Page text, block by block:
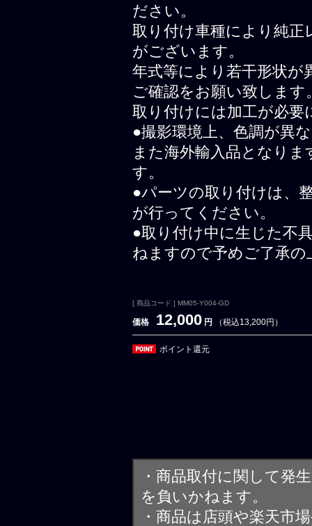
ださい。
取り付け車種により純正
がございます。
年式等により若干形状が
ご確認をお願い致します
取り付けには加工が必要
●撮影環境上、色調が異
また海外輸入品となり
す。
●パーツの取り付けは、
が行ってください。
●取り付け中に生じた不
ねますので予めご了承
[ 商品コード ] MM05-Y004-GD
価格 12,000 円 （税込13,200円）
ポイント還元
・商品取付に関して発
を負いかねます。
・商品は店頭や楽天市